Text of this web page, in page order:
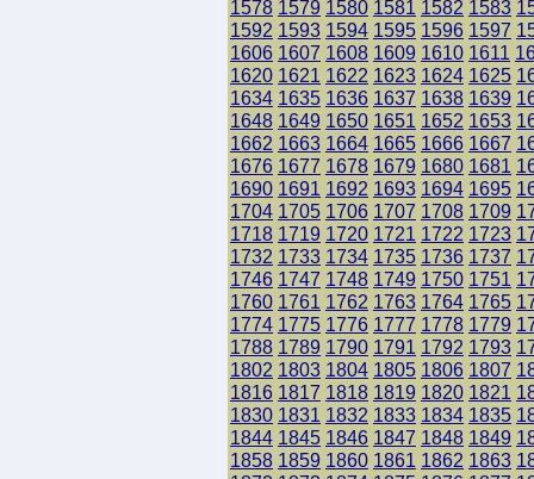
1578 1579 1580 1581 1582 1583
1592 1593 1594 1595 1596 1597
1606 1607 1608 1609 1610 1611
1620 1621 1622 1623 1624 1625
1634 1635 1636 1637 1638 1639
1648 1649 1650 1651 1652 1653
1662 1663 1664 1665 1666 1667
1676 1677 1678 1679 1680 1681
1690 1691 1692 1693 1694 1695
1704 1705 1706 1707 1708 1709
1718 1719 1720 1721 1722 1723
1732 1733 1734 1735 1736 1737
1746 1747 1748 1749 1750 1751
1760 1761 1762 1763 1764 1765
1774 1775 1776 1777 1778 1779
1788 1789 1790 1791 1792 1793
1802 1803 1804 1805 1806 1807
1816 1817 1818 1819 1820 1821
1830 1831 1832 1833 1834 1835
1844 1845 1846 1847 1848 1849
1858 1859 1860 1861 1862 1863